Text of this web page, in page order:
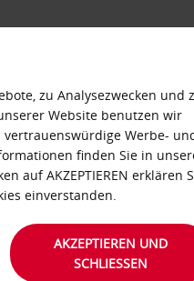
FAHRZEUG
ABHOLEN VON
zu Analysezwecken und
Website benutzen wir
vertrauenswürdige Werbe-
finden Sie in
auf AKZEPTIEREN erklären
einverstanden.
AKZEPTIEREN UND
SCHLIESSEN